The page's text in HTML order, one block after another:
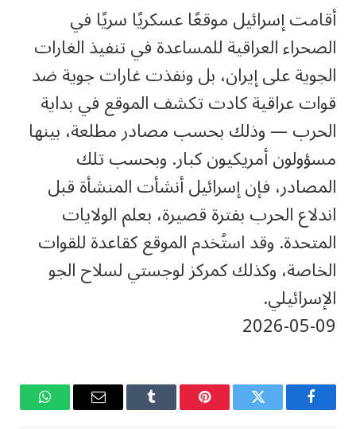
أقامت إسرائيل موقعًا عسكريًا سريًا في
الصحراء العراقية للمساعدة في تنفيذ الغارات
الجوية على إيران، بل ونفذت غارات جوية ضد
قوات عراقية كادت تكشف الموقع في بداية
الحرب — وذلك بحسب مصادر مطلعة، بينها
مسؤولون أمريكيون كبار. وبحسب تلك
المصادر، فإن إسرائيل أنشأت المنشأة قبل
اندلاع الحرب بفترة قصيرة، بعلم الولايات
المتحدة. وقد استُخدم الموقع كقاعدة للقوات
الخاصة، وكذلك كمركز لوجستي لسلاح الجو
الإسرائيلي.
‎2026-‎05-‎09
فيسبوك تويتر بينتيريستTumblr
البريد
واتساب